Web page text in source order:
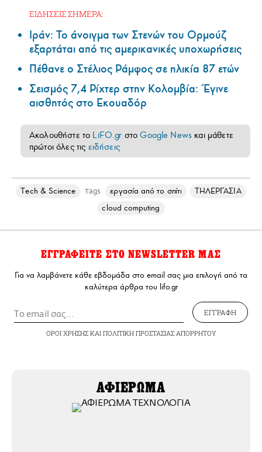
ΕΙΔΗΣΕΙΣ ΣΗΜΕΡΑ:
Ιράν: Το άνοιγμα των Στενών του Ορμούζ
εξαρτάται από τις αμερικανικές υποχωρήσεις
Πέθανε ο Στέλιος Ράμφος σε ηλικία 87 ετών
Σεισμός 7,4 Ρίχτερ στην Κολομβία: Έγινε
αισθητός στο Εκουαδόρ
Ακολουθήστε το LiFO.gr στοGoogle News και μάθετε
πρώτοι όλες τις ειδήσεις
Τech & Science Tags εργασία από το σπίτι
ΤΗΛΕΡΓΑΣΙΑ
cloud computing
ΕΓΓΡΑΦΕΙΤΕ ΣΤΟ NEWSLETTER ΜΑΣ
Για να λαμβάνετε κάθε εβδομάδα στο email σας μια επιλογή από τα
καλύτερα άρθρα του lifo.gr
ΕΓΓΡΑΦΗ
ΟΡΟΙ ΧΡΗΣΗΣΚΑΙ ΠΟΛΙΤΙΚΗ ΠΡΟΣΤΑΣΙΑΣ ΑΠΟΡΡΗΤΟΥ
ΑΦΙΕΡΩΜΑ